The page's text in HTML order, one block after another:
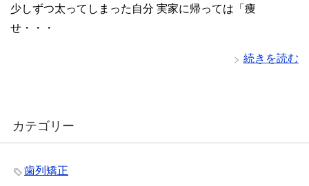
少しずつ太ってしまった自分 実家に帰っては「痩
せ・・・
続きを読む
カテゴリー
歯列矯正